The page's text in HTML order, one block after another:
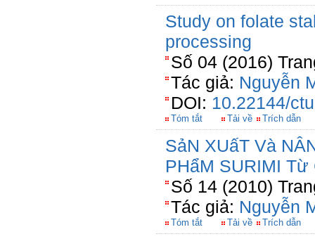
Study on folate
processing
Số 04 (2016)
Tác giả: Nguyễn
DOI: 10.22144/
Tóm tắt Tải về Trích dẫn
SảN XUấT Và
PHẩM SURIMI Từ
Số 14 (2010)
Tác giả: Nguyễn
Tóm tắt Tải về Trích dẫn